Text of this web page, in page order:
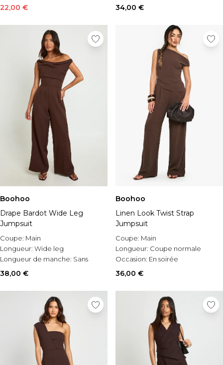
22,00 €
Style:Combinaison ample
34,00 €
Boohoo
Drape Bardot Wide Leg
Jumpsuit
Coupe: Main
Longueur: Wide leg
Longueur de manche: Sans
manches
38,00 €
Boohoo
Linen Look Twist Strap
Jumpsuit
Coupe: Main
Longueur: Coupe normale
Occasion: En soirée
36,00 €